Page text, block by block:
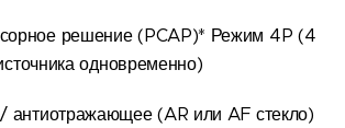
решение (PCAP)* Режим 4P (4
одновременно)
антиотражающее (AR или AF стекло)